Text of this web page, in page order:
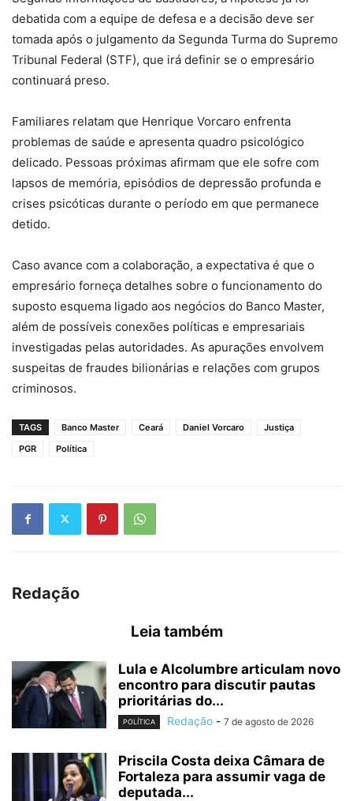
debatida com a equipe de defesa e a decisão deve ser
tomada após o julgamento da Segunda Turma do Supremo
Tribunal Federal (STF), que irá definir se o empresário
continuará preso.
Familiares relatam que Henrique Vorcaro enfrenta
problemas de saúde e apresenta quadro psicológico
delicado. Pessoas próximas afirmam que ele sofre com
lapsos de memória, episódios de depressão profunda e
crises psicóticas durante o período em que permanece
detido.
Caso avance com a colaboração, a expectativa é que o
empresário forneça detalhes sobre o funcionamento do
suposto esquema ligado aos negócios do Banco Master,
além de possíveis conexões políticas e empresariais
investigadas pelas autoridades. As apurações envolvem
suspeitas de fraudes bilionárias e relações com grupos
criminosos.
TAGS Banco Master Ceará Daniel Vorcaro
Justiça
PGR
Política
Redação
Leia também
Lula e Alcolumbre articulam novo
encontro para discutir pautas
prioritárias do...
POLÍTICA Redação - 7 de agosto de 2026
Priscila Costa deixa Câmara de
Fortaleza para assumir vaga de
deputada...